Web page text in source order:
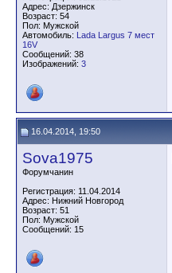
Адрес: Дзержинск
Возраст: 54
Пол: Мужской
Автомобиль: Lada Largus 7 мест
16V
Сообщений: 38
Изображений: 3
16.04.2014, 19:50
Sova1975
Форумчанин
Регистрация: 11.04.2014
Адрес: Нижний Новгород
Возраст: 51
Пол: Мужской
Сообщений: 15